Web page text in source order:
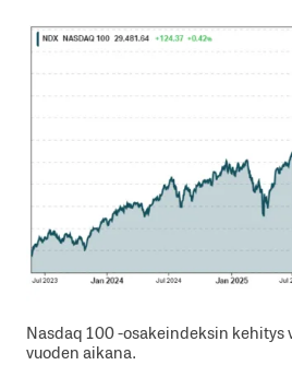
Nasdaq 100 -osakeindeksin kehitys
vuoden aikana.